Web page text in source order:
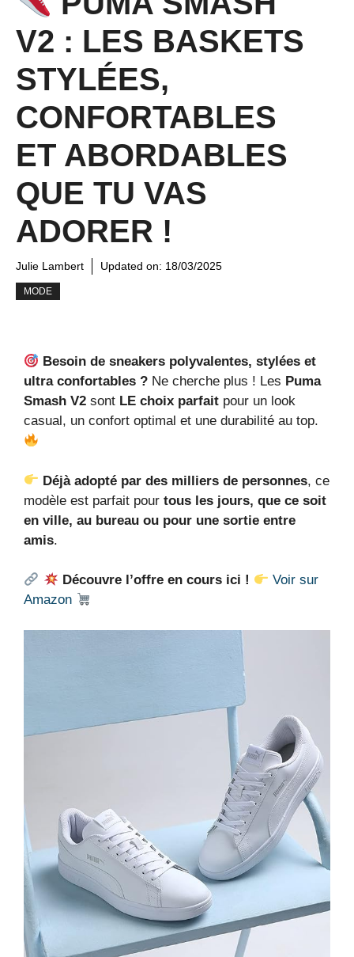
V2 : LES BASKETS
STYLÉES,
CONFORTABLES
ET ABORDABLES
QUE TU VAS
ADORER !
Julie Lambert Updated on: 18/03/2025
MODE
Besoin de sneakers polyvalentes, stylées et
ultra confortables ? Ne cherche plus ! Les Puma
Smash V2 sont LE choix parfait pour un look
casual, un confort optimal et une durabilité au top.
Déjà adopté par des milliers de personnes, ce
modèle est parfait pour tous les jours, que ce soit
en ville, au bureau ou pour une sortie entre
amis.
Découvre l’offre en cours ici !
Voir sur
Amazon